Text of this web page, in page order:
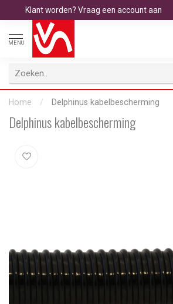
Klant worden? Vraag een account aan
MENU
Home / Delphinus kabelbescherming
Delphinus kabelbescherming